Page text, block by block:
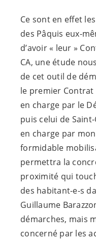
Ce sont en effet
des Pâquis eux-
d’avoir « leur »
CA, une étude
de cet outil de
le premier Contrat
en charge par le
puis celui de
en charge par
formidable
permettra la
proximité qui
des habitant-e-s
Guillaume
démarches, mais
concerné par les